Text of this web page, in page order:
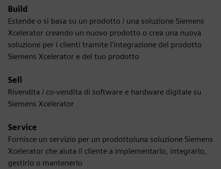
Build
Estende o si basa su un prodotto / una soluzione Siemens
Xcelerator creando un nuovo prodotto o crea una nuova
soluzione per i clienti tramite l'integrazione del prodotto
Siemens Xcelerator e del tuo prodotto
Sell
Rivendita / co-vendita di software e hardware digitale su
Siemens Xcelerator
Service
Fornisce un servizio per un prodotto/una soluzione Siemens
Xcelerator che aiuta il cliente a implementarlo, integrarlo,
gestirlo o mantenerlo